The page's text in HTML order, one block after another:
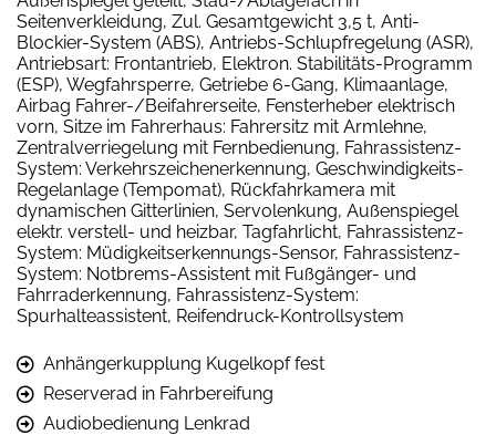
Seitenverkleidung, Zul. Gesamtgewicht 3,5 t, Anti-
Blockier-System (ABS), Antriebs-Schlupfregelung (ASR),
Antriebsart: Frontantrieb, Elektron. Stabilitäts-Programm
(ESP), Wegfahrsperre, Getriebe 6-Gang, Klimaanlage,
Airbag Fahrer-/Beifahrerseite, Fensterheber elektrisch
vorn, Sitze im Fahrerhaus: Fahrersitz mit Armlehne,
Zentralverriegelung mit Fernbedienung, Fahrassistenz-
System: Verkehrszeichenerkennung, Geschwindigkeits-
Regelanlage (Tempomat), Rückfahrkamera mit
dynamischen Gitterlinien, Servolenkung, Außenspiegel
elektr. verstell- und heizbar, Tagfahrlicht, Fahrassistenz-
System: Müdigkeitserkennungs-Sensor, Fahrassistenz-
System: Notbrems-Assistent mit Fußgänger- und
Fahrraderkennung, Fahrassistenz-System:
Spurhalteassistent, Reifendruck-Kontrollsystem
Anhängerkupplung Kugelkopf fest
Reserverad in Fahrbereifung
Audiobedienung Lenkrad